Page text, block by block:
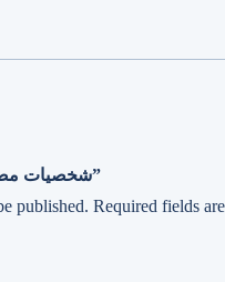
Be the first to review “شخصيات مصرية”
published. Required fields